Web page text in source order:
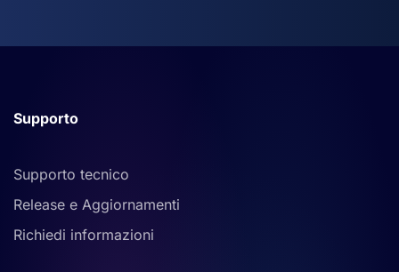
Supporto
Supporto tecnico
Release e Aggiornamenti
Richiedi informazioni